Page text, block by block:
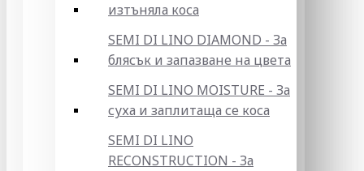
изтъняла коса
SEMI DI LINO DIAMOND - За
блясък и запазване на цвета
SEMI DI LINO MOISTURE - За
суха и заплитаща се коса
SEMI DI LINO
RECONSTRUCTION - За